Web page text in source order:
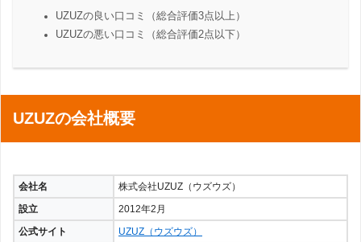
UZUZの良い口コミ（総合評価3点以上）
UZUZの悪い口コミ（総合評価2点以下）
UZUZの会社概要
会社名
株式会社UZUZ（ウズウズ）
設立
2012年2月
公式サイト
UZUZ（ウズウズ）